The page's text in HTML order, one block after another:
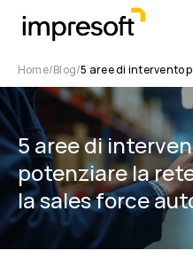
Home Blog
5 aree di
potenziare la
la sales force